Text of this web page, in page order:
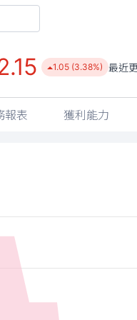
1.05 (3.38%) 最近
報表 獲利能力